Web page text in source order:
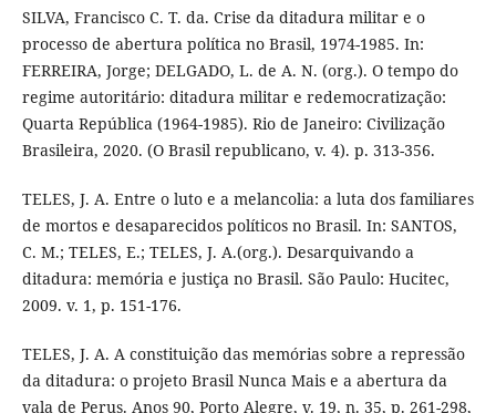
SILVA, Francisco C. T. da. Crise da ditadura militar e o
processo de abertura política no Brasil, 1974-1985. In:
FERREIRA, Jorge; DELGADO, L. de A. N. (org.). O tempo do
regime autoritário: ditadura militar e redemocratização:
Quarta República (1964-1985). Rio de Janeiro: Civilização
Brasileira, 2020. (O Brasil republicano, v. 4). p. 313-356.
TELES, J. A. Entre o luto e a melancolia: a luta dos familiares
de mortos e desaparecidos políticos no Brasil. In: SANTOS,
C. M.; TELES, E.; TELES, J. A.(org.). Desarquivando a
ditadura: memória e justiça no Brasil. São Paulo: Hucitec,
2009. v. 1, p. 151-176.
TELES, J. A. A constituição das memórias sobre a repressão
da ditadura: o projeto Brasil Nunca Mais e a abertura da
vala de Perus. Anos 90, Porto Alegre, v. 19, n. 35, p. 261-298,